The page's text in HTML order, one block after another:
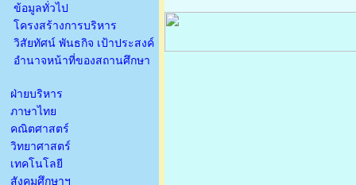
ข้อมูลทั่วไป
โครงสร้างการบริหาร
วิสัยทัศน์ พันธกิจ เป้าประสงค์
อำนาจหน้าที่ของสถานศึกษา
ฝ่ายบริหาร
ภาษาไทย
คณิตศาสตร์
วิทยาศาสตร์
เทคโนโลยี
สังคมศึกษาฯ